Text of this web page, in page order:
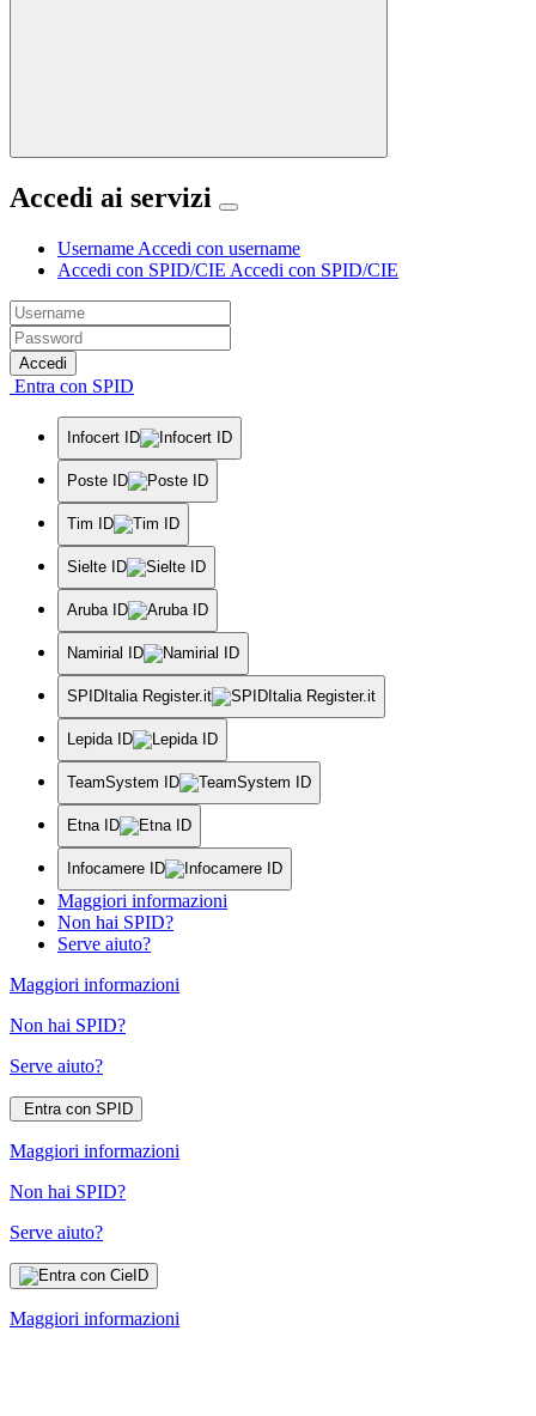
Accedi ai servizi
Username Accedi con username
Accedi con SPID/CIE Accedi con SPID/CIE
Accedi
Entra con SPID
Infocert ID
Poste ID
Tim ID
Sielte ID
Aruba ID
Namirial ID
SPIDItalia Register.it
Lepida ID
TeamSystem ID
Etna ID
Infocamere ID
Maggiori informazioni
Non hai SPID?
Serve aiuto?
Maggiori informazioni
Non hai SPID?
Serve aiuto?
Entra con SPID
Maggiori informazioni
Non hai SPID?
Serve aiuto?
Maggiori informazioni